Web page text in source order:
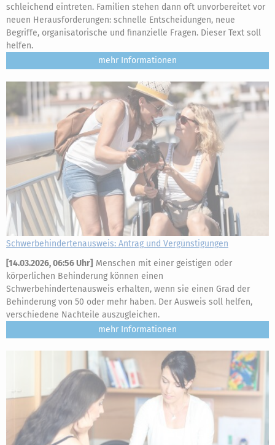
schleichend eintreten. Familien stehen dann oft unvorbereitet vor
neuen Herausforderungen: schnelle Entscheidungen, neue
Begriffe, organisatorische und finanzielle Fragen. Dieser Text soll
helfen.
mehr
Schwerbehindertenausweis: Antrag und Vergünstigungen
[14.03.2026, 06:56 Uhr] Menschen mit einer geistigen oder
körperlichen Behinderung können einen
Schwerbehindertenausweis erhalten, wenn sie einen Grad der
Behinderung von 50 oder mehr haben. Der Ausweis soll helfen,
verschiedene Nachteile auszugleichen.
mehr